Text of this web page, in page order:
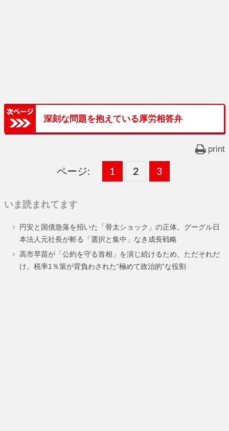
深刻な問題を抱えている厚労相答弁
print
ページ:
固
ー
ジ
1 ,
固
ー
ジ
2 ,
固
ー
ジ
3
いま読まれてます
円安と国債急落を招いた「骨太ショック」の正体。グーグル日
本法人元社長が斬る「選択と集中」なき成長戦略
高市早苗が「公約を守る首相」を演じ続けるため、ただそれだ
け。税率1％策が背負わされた“極めて政治的”な役割